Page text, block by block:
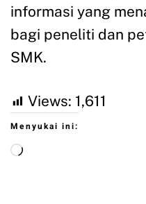
informasi yang
bagi peneliti dan
SMK.
Views: 1,611
Menyukai ini: